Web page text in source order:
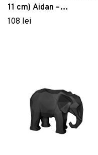
11 cm) Aidan –
Bloomingville
108 lei